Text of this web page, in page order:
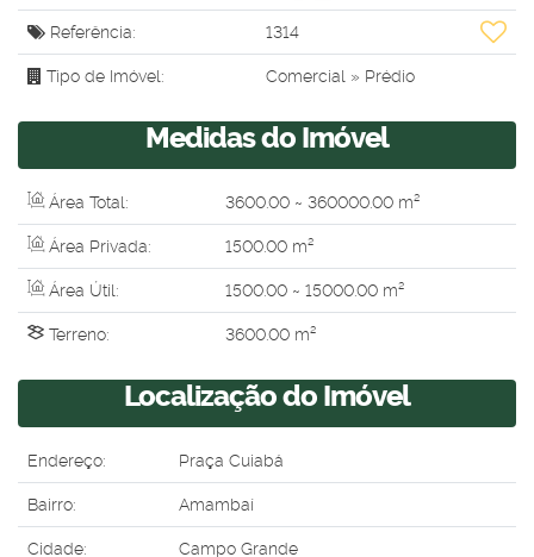
Referência: 1314
Tipo de Imóvel: Comercial » Prédio
Medidas do Imóvel
Área Total: 3600.00 ~ 360000.00 m²
Área Privada: 1500.00 m²
Área Útil: 1500.00 ~ 15000.00 m²
Terreno: 3600.00 m²
Localização do Imóvel
Endereço: Praça Cuiabá
Bairro: Amambaí
Cidade: Campo Grande